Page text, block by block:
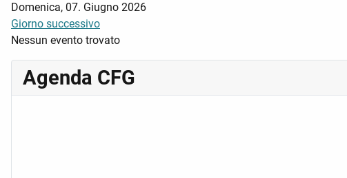
Domenica, 07. Giugno 2026
Giorno successivo
Nessun evento trovato
Agenda CFG